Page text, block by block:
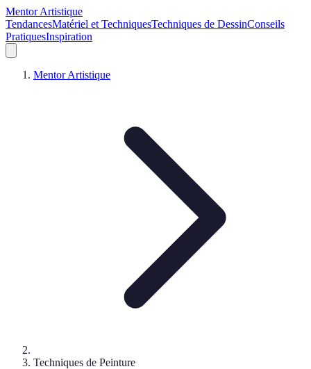
Mentor Artistique
TendancesMatériel et TechniquesTechniques de DessinConseils
PratiquesInspiration
Mentor Artistique
Techniques de Peinture